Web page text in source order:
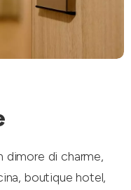
dimore di charme,
boutique hotel,